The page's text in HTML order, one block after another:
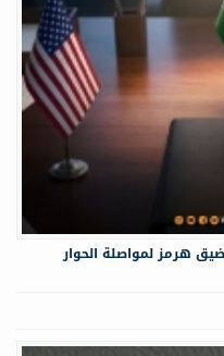
هرمز لمواصلة الحوار